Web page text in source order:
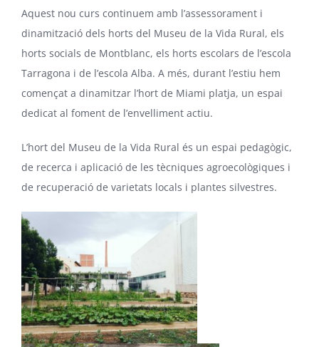
Aquest nou curs continuem amb l’assessorament i
dinamització dels horts del Museu de la Vida Rural, els
horts socials de Montblanc, els horts escolars de l’escola
Tarragona i de l’escola Alba. A més, durant l’estiu hem
començat a dinamitzar l’hort de Miami platja, un espai
dedicat al foment de l’envelliment actiu.
L’hort del Museu de la Vida Rural és un espai pedagògic,
de recerca i aplicació de les tècniques agroecològiques i
de recuperació de varietats locals i plantes silvestres.